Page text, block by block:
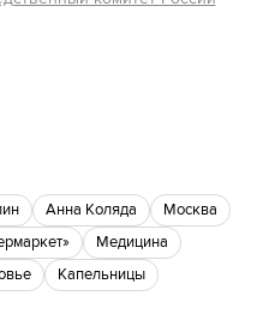
Анна Коляда
Москва
медицина
капельницы